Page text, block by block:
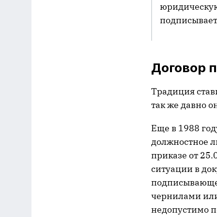
Договор
Традиция
так же давно
Еще в 1988
должностное
приказе от
ситуации в
чернилами
недопустимо